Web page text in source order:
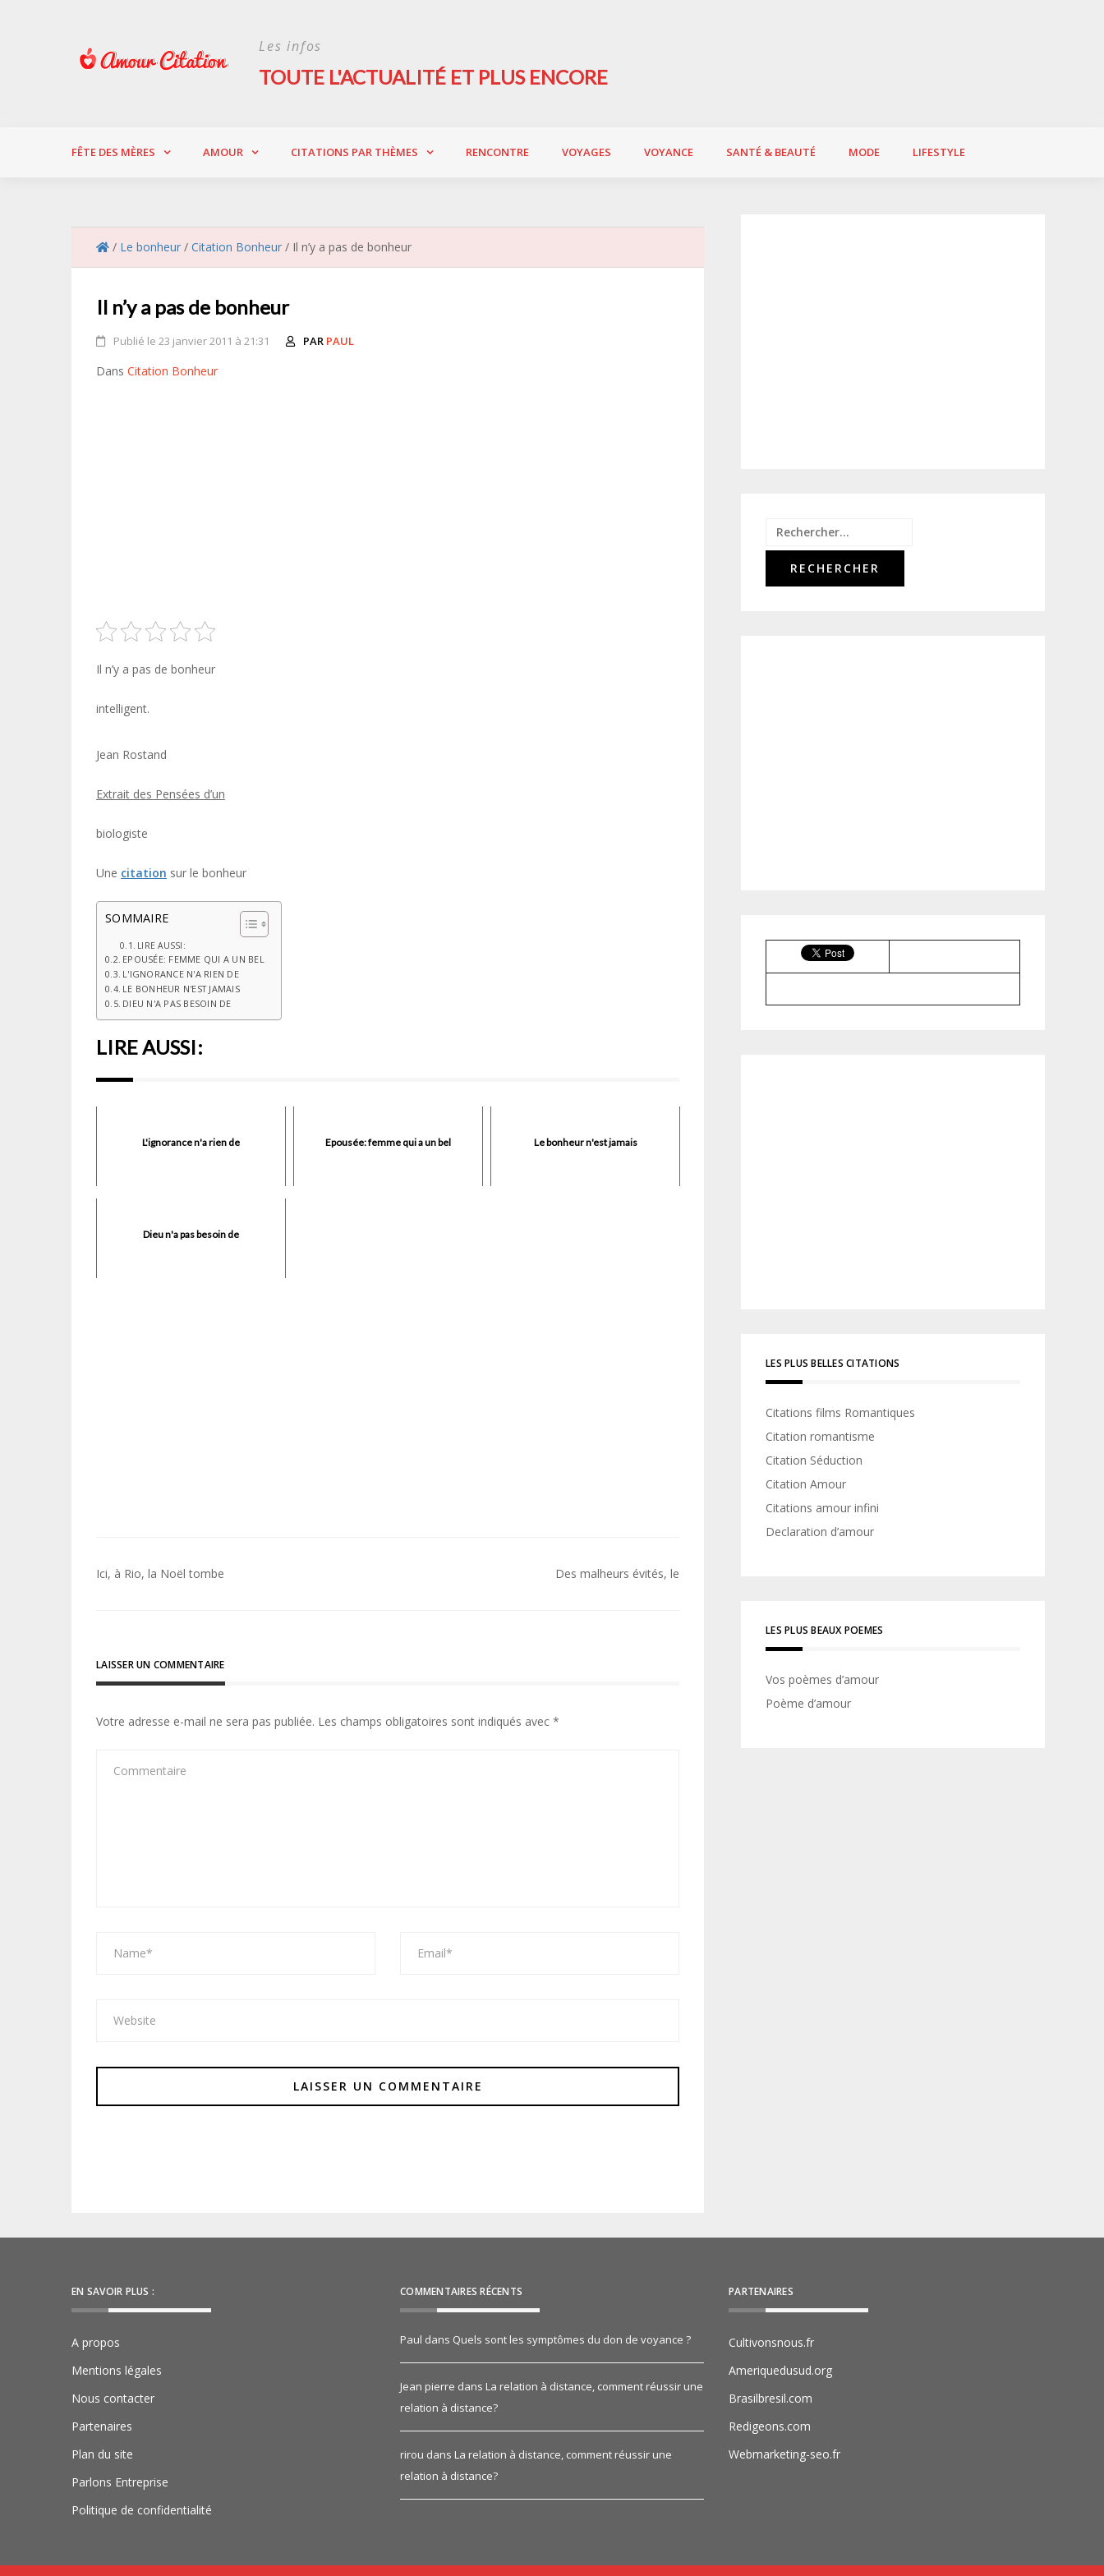
Les infos
TOUTE L'ACTUALITÉ ET PLUS ENCORE
FÊTE DES MÈRES AMOUR CITATIONS PAR THÈMES RENCONTRE VOYAGES VOYANCE SANTÉ & BEAUTÉ MODE LIFESTYLE
/ Le bonheur / Citation Bonheur / Il n’y a pas de bonheur
Il n’y a pas de bonheur
Publié le 23 janvier 2011 à 21:31 PAR PAUL
Dans Citation Bonheur
Il n’y a pas de bonheur
intelligent.
Jean Rostand
Extrait des Pensées d’un
biologiste
Une citation sur le bonheur
SOMMAIRE
LIRE AUSSI:
EPOUSÉE: FEMME QUI A UN BEL
L'IGNORANCE N'A RIEN DE
LE BONHEUR N'EST JAMAIS
DIEU N'A PAS BESOIN DE
LIRE AUSSI:
L'ignorance n'a rien de Epousée: femme qui a un bel Le bonheur n'est jamais
Dieu n'a pas besoin de
Navigation
Ici, à Rio, la Noël tombe Des malheurs évités, le
LAISSER UN COMMENTAIRE
Votre adresse e-mail ne sera pas publiée. Les champs obligatoires sont indiqués avec *
Rechercher :
LES PLUS BELLES CITATIONS
Citations films Romantiques
Citation romantisme
Citation Séduction
Citation Amour
Citations amour infini
Declaration d’amour
LES PLUS BEAUX POEMES
Vos poèmes d’amour
Poème d’amour
EN SAVOIR PLUS :
A propos
Mentions légales
Nous contacter
Partenaires
Plan du site
Parlons Entreprise
Politique de confidentialité
COMMENTAIRES RÉCENTS
Paul dans Quels sont les symptômes du don de voyance ?
Jean pierre dans La relation à distance, comment réussir une
relation à distance?
rirou dans La relation à distance, comment réussir une
relation à distance?
PARTENAIRES
Cultivonsnous.fr
Ameriquedusud.org
Brasilbresil.com
Redigeons.com
Webmarketing-seo.fr